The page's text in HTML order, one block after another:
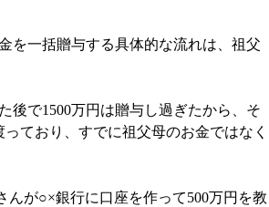
を一括贈与する具体的な流れは、祖父
で1500万円は贈与し過ぎたから、そ
ており、すでに祖父母のお金ではなく
が○×銀行に口座を作って500万円を教